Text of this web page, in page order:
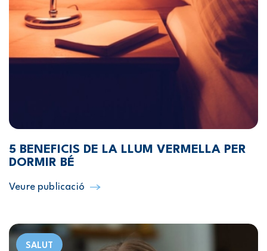
5 BENEFICIS DE LA LLUM VERMELLA PER
DORMIR BÉ
Veure publicació
SALUT